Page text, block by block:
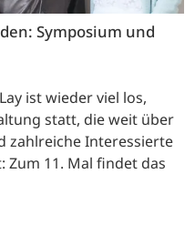
Symposium und
ist wieder viel los,
statt, die weit über
zahlreiche Interessierte
Zum 11. Mal findet das